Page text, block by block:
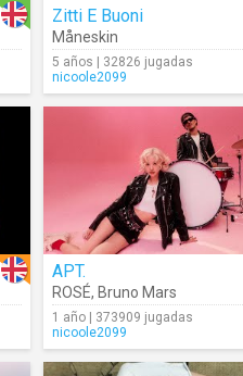
Zitti E Buoni
Måneskin
5 años | 32826 jugadas
nicoole2099
APT.
ROSÉ, Bruno Mars
1 año | 373909 jugadas
nicoole2099